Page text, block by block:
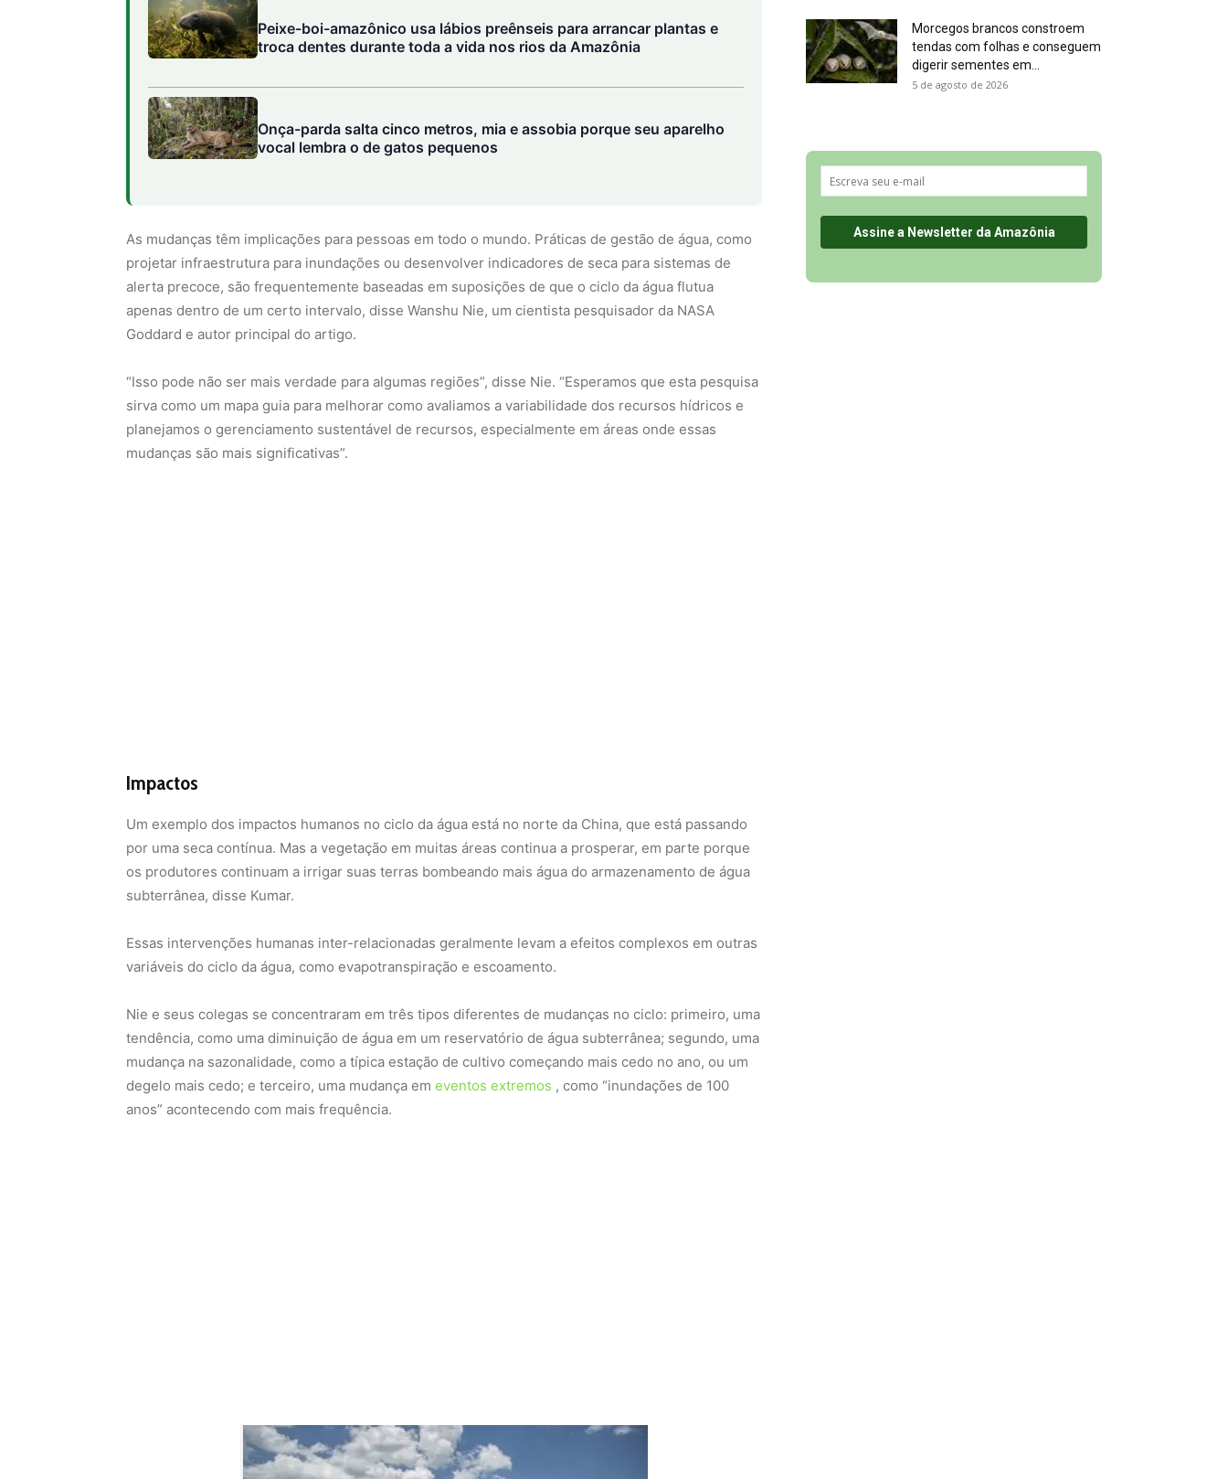
Peixe-boi-amazônico usa lábios preênseis para arrancar plantas e
troca dentes durante toda a vida nos rios da Amazônia
Onça-parda salta cinco metros, mia e assobia porque seu aparelho
vocal lembra o de gatos pequenos
As mudanças têm implicações para pessoas em todo o mundo. Práticas de gestão de água, como
projetar infraestrutura para inundações ou desenvolver indicadores de seca para sistemas de
alerta precoce, são frequentemente baseadas em suposições de que o ciclo da água flutua
apenas dentro de um certo intervalo, disse Wanshu Nie, um cientista pesquisador da NASA
Goddard e autor principal do artigo.
“Isso pode não ser mais verdade para algumas regiões”, disse Nie. “Esperamos que esta pesquisa
sirva como um mapa guia para melhorar como avaliamos a variabilidade dos recursos hídricos e
planejamos o gerenciamento sustentável de recursos, especialmente em áreas onde essas
mudanças são mais significativas”.
Impactos
Um exemplo dos impactos humanos no ciclo da água está no norte da China, que está passando
por uma seca contínua. Mas a vegetação em muitas áreas continua a prosperar, em parte porque
os produtores continuam a irrigar suas terras bombeando mais água do armazenamento de água
subterrânea, disse Kumar.
Essas intervenções humanas inter-relacionadas geralmente levam a efeitos complexos em outras
variáveis do ciclo da água, como evapotranspiração e escoamento.
Nie e seus colegas se concentraram em três tipos diferentes de mudanças no ciclo: primeiro, uma
tendência, como uma diminuição de água em um reservatório de água subterrânea; segundo, uma
mudança na sazonalidade, como a típica estação de cultivo começando mais cedo no ano, ou um
degelo mais cedo; e terceiro, uma mudança em eventos extremos , como “inundações de 100
anos” acontecendo com mais frequência.
Morcegos brancos constroem
tendas com folhas e conseguem
digerir sementes em...
5 de agosto de 2026